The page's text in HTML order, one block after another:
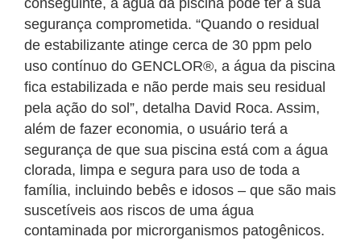
conseguinte, a água da piscina pode ter a sua
segurança comprometida. “Quando o residual
de estabilizante atinge cerca de 30 ppm pelo
uso contínuo do GENCLOR®, a água da piscina
fica estabilizada e não perde mais seu residual
pela ação do sol”, detalha David Roca. Assim,
além de fazer economia, o usuário terá a
segurança de que sua piscina está com a água
clorada, limpa e segura para uso de toda a
família, incluindo bebês e idosos – que são mais
suscetíveis aos riscos de uma água
contaminada por microrganismos patogênicos.